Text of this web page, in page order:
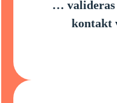
… valideras
kontakt